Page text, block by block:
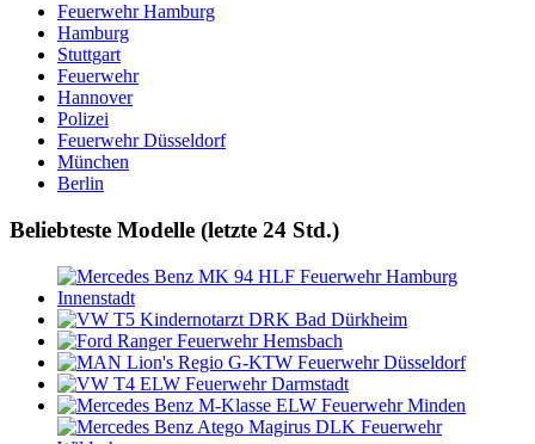
Feuerwehr Hamburg
Hamburg
Stuttgart
Feuerwehr
Hannover
Polizei
Feuerwehr Düsseldorf
München
Berlin
Beliebteste Modelle (letzte 24 Std.)